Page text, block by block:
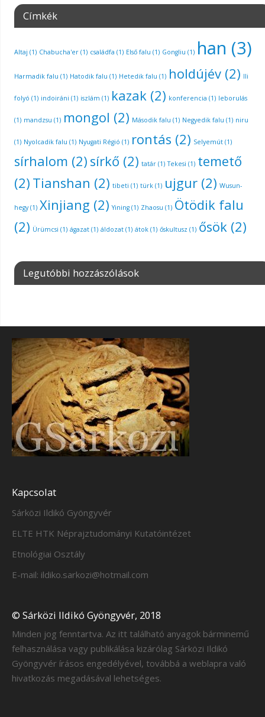
Címkék
Altaj (1) Chabucha'er(1) családfa (1) Első falu (1) Gongliu (1) han (3)
Harmadik falu (1) Hatodik falu (1) Hetedik falu (1) holdújév(2) Ili
folyó (1) indoiráni (1) iszlám (1) kazak(2) konferencia (1) leborulás
(1) mandzsu (1) mongol (2) Második falu (1) Negyedik falu (1) niru
(1) Nyolcadik falu (1) Nyugati Régió (1) rontás (2) Selyemút(1)
sírhalom (2) sírkő (2) tatár(1) Tekesi (1) temető
(2) Tianshan (2) tibeti (1) türk(1) ujgur(2) Wusun-
hegy(1) Xinjiang (2) Yining(1) Zhaosu (1) Ötödik falu
(2) Ürümcsi (1) ágazat(1) áldozat(1) átok(1) őskultusz (1) ősök(2)
Legutóbbi hozzászólások
Kapcsolat
Sárközi Ildikó Gyöngyvér
ELTE HTK Néprajztudományi Kutatóintézet
Etnológiai Osztály
E-mail: ildiko.sarkozi@hotmail.com
© Sárközi Ildikó Gyöngyvér, 2018
Minden jog fenntartva. Az itt található anyagok bárminemű
felhasználása vagy publikálása kizárólag Sárközi Ildikó
Gyöngyvér írásos engedélyével, továbbá a weblapra való
hivatkozás megadásával lehetséges.